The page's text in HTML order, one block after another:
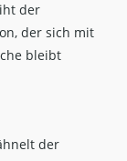
der
der sich mit
bleibt
der